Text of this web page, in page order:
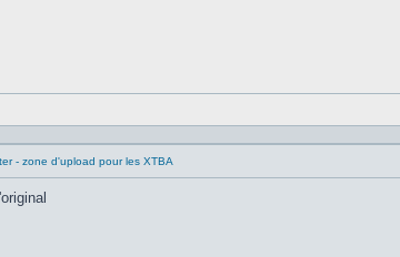
- zone d'upload pour les XTBA